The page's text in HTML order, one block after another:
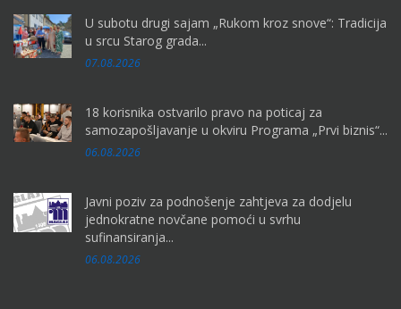
U subotu drugi sajam „Rukom kroz snove“: Tradicija
u srcu Starog grada...
07.08.2026
18 korisnika ostvarilo pravo na poticaj za
samozapošljavanje u okviru Programa „Prvi biznis“...
06.08.2026
Javni poziv za podnošenje zahtjeva za dodjelu
jednokratne novčane pomoći u svrhu
sufinansiranja...
06.08.2026